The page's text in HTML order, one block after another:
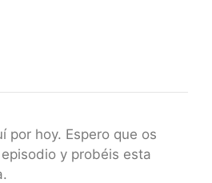
por hoy. Espero que os
y probéis esta